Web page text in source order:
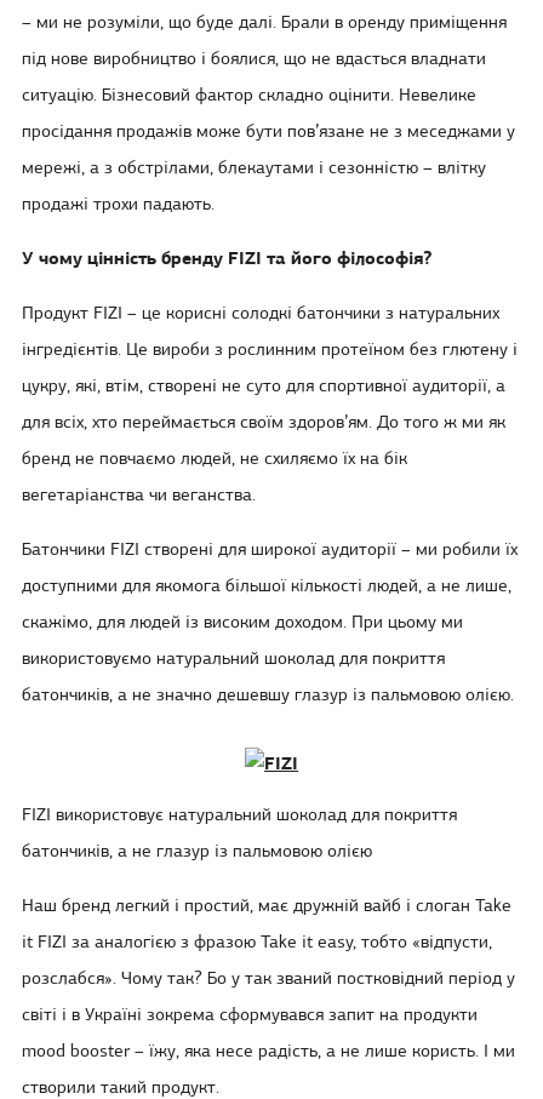
– ми не розуміли, що буде далі. Брали в оренду приміщення
під нове виробництво і боялися, що не вдасться владнати
ситуацію. Бізнесовий фактор складно оцінити. Невелике
просідання продажів може бути пов’язане не з меседжами у
мережі, а з обстрілами, блекаутами і сезонністю – влітку
продажі трохи падають.
У чому цінність бренду FIZI та його філософія?
Продукт FIZI – це корисні солодкі батончики з натуральних
інгредієнтів. Це вироби з рослинним протеїном без глютену і
цукру, які, втім, створені не суто для спортивної аудиторії, а
для всіх, хто переймається своїм здоров’ям. До того ж ми як
бренд не повчаємо людей, не схиляємо їх на бік
вегетаріанства чи веганства.
Батончики FIZI створені для широкої аудиторії – ми робили їх
доступними для якомога більшої кількості людей, а не лише,
скажімо, для людей із високим доходом. При цьому ми
використовуємо натуральний шоколад для покриття
батончиків, а не значно дешевшу глазур із пальмовою олією.
FIZI використовує натуральний шоколад для покриття
батончиків, а не глазур із пальмовою олією
Наш бренд легкий і простий, має дружній вайб і слоган Take
it FIZI за аналогією з фразою Take it easy, тобто «відпусти,
розслабся». Чому так? Бо у так званий постковідний період у
світі і в Україні зокрема сформувався запит на продукти
mood booster – їжу, яка несе радість, а не лише користь. І ми
створили такий продукт.